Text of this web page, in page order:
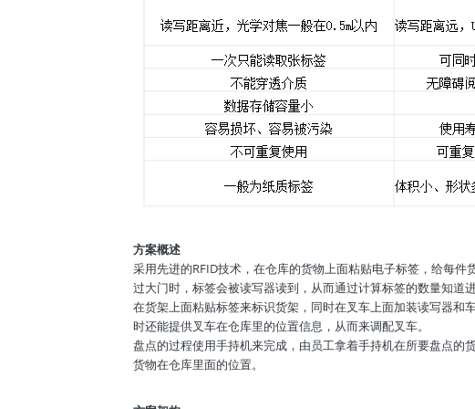
方案概述
采用先进的RFID技术，在仓库的货物上面粘贴电子标签，给每
过大门时，标签会被读写器读到，从而通过计算标签的数量知道
在货架上面粘贴标签来标识货架，同时在叉车上面加装读写器
时还能提供叉车在仓库里的位置信息，从而来调配叉车。
盘点的过程使用手持机来完成，由员工拿着手持机在所要盘点
货物在仓库里面的位置。